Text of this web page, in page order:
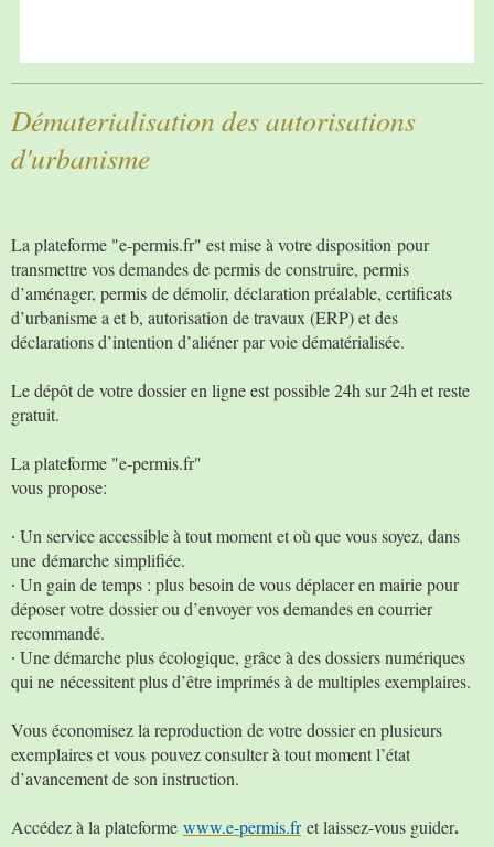
Dématerialisation des autorisations
d'urbanisme
La plateforme "e-permis.fr" est mise à votre disposition pour
transmettre vos demandes de permis de construire, permis
d’aménager, permis de démolir, déclaration préalable, certificats
d’urbanisme a et b, autorisation de travaux (ERP) et des
déclarations d’intention d’aliéner par voie dématérialisée.
Le dépôt de votre dossier en ligne est possible 24h sur 24h et reste
gratuit.
La plateforme "e-permis.fr"
vous propose:
∙ Un service accessible à tout moment et où que vous soyez, dans
une démarche simplifiée.
∙ Un gain de temps : plus besoin de vous déplacer en mairie pour
déposer votre dossier ou d’envoyer vos demandes en courrier
recommandé.
∙ Une démarche plus écologique, grâce à des dossiers numériques
qui ne nécessitent plus d’être imprimés à de multiples exemplaires.
Vous économisez la reproduction de votre dossier en plusieurs
exemplaires et vous pouvez consulter à tout moment l’état
d’avancement de son instruction.
Accédez à la plateforme www.e-permis.fr et laissez-vous guider.